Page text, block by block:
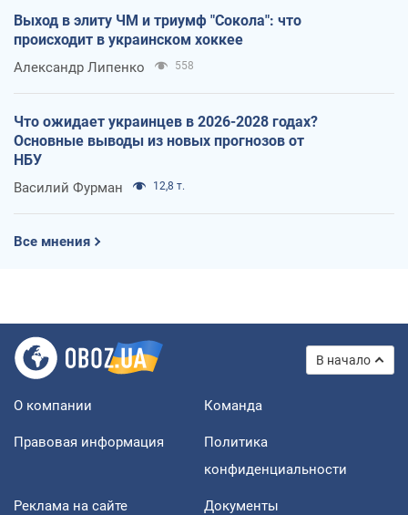
Выход в элиту ЧМ и триумф "Сокола": что
происходит в украинском хоккее
Александр Липенко 558
Что ожидает украинцев в 2026-2028 годах?
Основные выводы из новых прогнозов от
НБУ
Василий Фурман 12,8 т.
Все мнения
В начало
О компании Команда
Правовая информация
Политика
конфиденциальности
Реклама на сайте Документы